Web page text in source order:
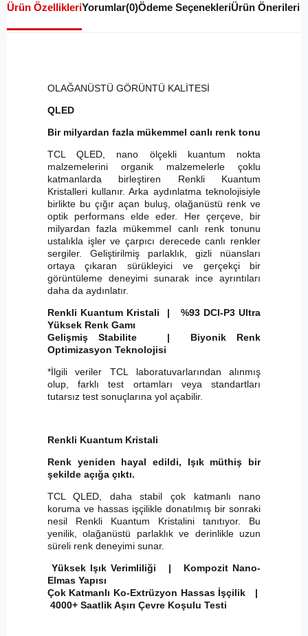
Ürün ÖzellikleriYorumlar(0)Ödeme SeçenekleriÜrün Önerileri
OLAĞANÜSTÜ GÖRÜNTÜ KALİTESİ
QLED
Bir milyardan fazla mükemmel canlı renk tonu
TCL QLED, nano ölçekli kuantum nokta
malzemelerini organik malzemelerle çoklu
katmanlarda birleştiren Renkli Kuantum
Kristalleri kullanır. Arka aydınlatma teknolojisiyle
birlikte bu çığır açan buluş, olağanüstü renk ve
optik performans elde eder. Her çerçeve, bir
milyardan fazla mükemmel canlı renk tonunu
ustalıkla işler ve çarpıcı derecede canlı renkler
sergiler. Geliştirilmiş parlaklık, gizli nüansları
ortaya çıkaran sürükleyici ve gerçekçi bir
görüntüleme deneyimi sunarak ince ayrıntıları
daha da aydınlatır.
Renkli Kuantum Kristali | %93 DCI-P3 Ultra
Yüksek Renk Gamı
Gelişmiş Stabilite | Biyonik Renk
Optimizasyon Teknolojisi
*İlgili veriler TCL laboratuvarlarından alınmış
olup, farklı test ortamları veya standartları
tutarsız test sonuçlarına yol açabilir.
Renkli Kuantum Kristali
Renk yeniden hayal edildi, Işık müthiş bir
şekilde açığa çıktı.
TCL QLED, daha stabil çok katmanlı nano
koruma ve hassas işçilikle donatılmış bir sonraki
nesil Renkli Kuantum Kristalini tanıtıyor. Bu
yenilik, olağanüstü parlaklık ve derinlikle uzun
süreli renk deneyimi sunar.
Yüksek Işık Verimliliği | Kompozit Nano-
Elmas Yapısı
Çok Katmanlı Ko-Extrüzyon Hassas İşçilik |
4000+ Saatlik Aşırı Çevre Koşulu Testi